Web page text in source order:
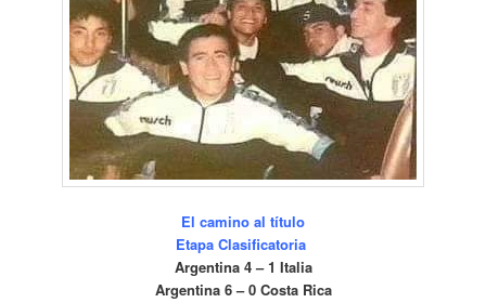
El camino al título
Etapa Clasificatoria
Argentina 4 – 1 Italia
Argentina 6 – 0 Costa Rica